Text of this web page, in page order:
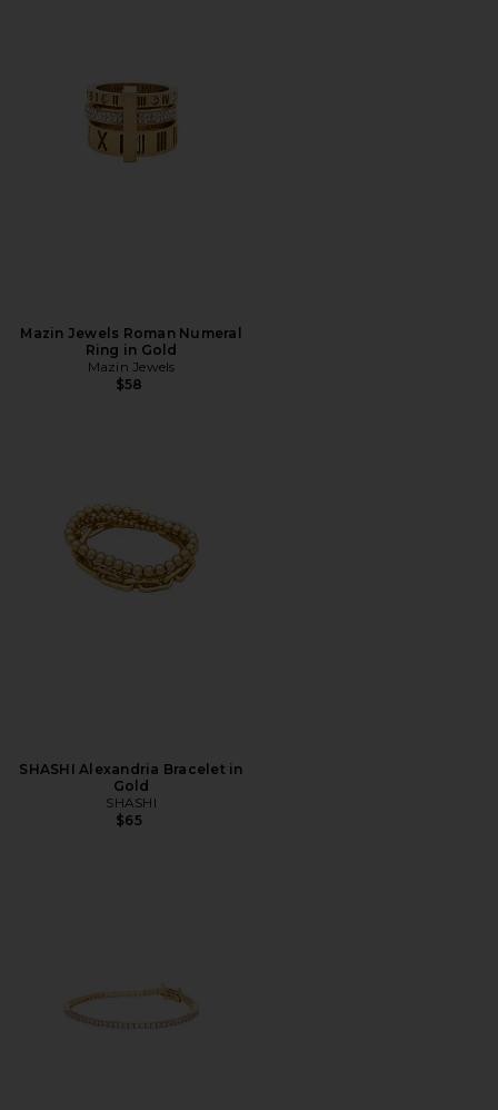
Mazin Jewels Roman Numeral
Ring in Gold
Mazin Jewels
$58
SHASHI Alexandria Bracelet in
Gold
SHASHI
$65